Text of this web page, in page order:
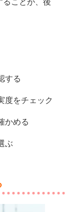
する
度をチェック
かめる
ぶ